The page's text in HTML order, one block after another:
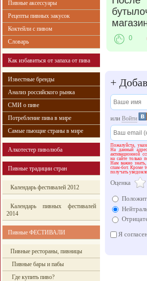
Пивные аксессуары
Рецепты пивных закусок
Коктейли с пивом
Словарь
Как избавиться от запаха от пива
Известные бренды
Анализ российского рынка
СМИ о пиве
Потребление пива в мире
Самые пьющие страны в мире
Алкотестер пиволюба
Пивные традиции стран
Календарь фестивалей 2012
Календарь пивных фестивалей
2014
Пивные ФЕСТИВАЛИ
Пивные рестораны, пивницы
Пивные бары и пабы
Где купить пиво?
0
+
или Войти
Пожалуйста,
На данный
активационной
на сайте только
Нам важно знать,
спам-бот. Кроме
получать
Оценка
Я